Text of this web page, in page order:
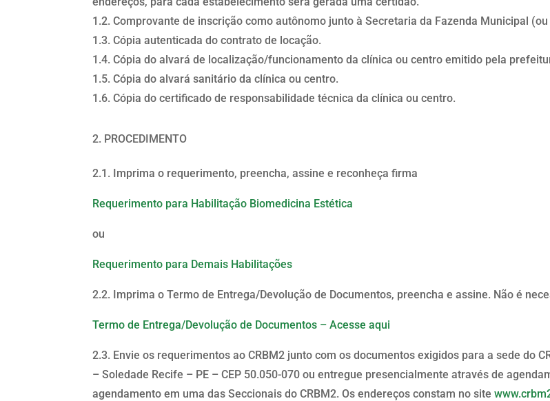
1.2. Comprovante de inscrição como autônomo junto à Secretaria da Fazenda Municipal
1.3. Cópia autenticada do contrato de locação.
1.4. Cópia do alvará de localização/funcionamento da clínica ou centro emitido pela
1.5. Cópia do alvará sanitário da clínica ou centro.
1.6. Cópia do certificado de responsabilidade técnica da clínica ou centro.
PROCEDIMENTO
2.1. Imprima o requerimento, preencha, assine e reconheça firma
Requerimento para Habilitação Biomedicina Estética
ou
Requerimento para Demais Habilitações
2.2. Imprima o Termo de Entrega/Devolução de Documentos, preencha e assine. Não é
Termo de Entrega/Devolução de Documentos – Acesse aqui
2.3. Envie os requerimentos ao CRBM2 junto com os documentos exigidos para a sede do
– Soledade Recife – PE – CEP 50.050-070 ou entregue presencialmente através de
agendamento em uma das Seccionais do CRBM2. Os endereços constam no site